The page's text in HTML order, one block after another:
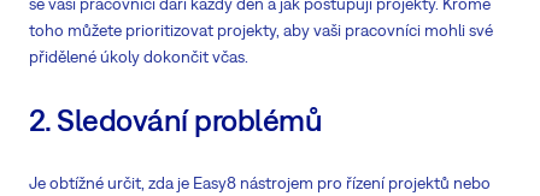
se vaši pracovníci daří každý den a jak postupují projekty. Kromě
toho můžete prioritizovat projekty, aby vaši pracovníci mohli své
přidělené úkoly dokončit včas.
2. Sledování problémů
Je obtížné určit, zda je Easy8 nástrojem pro řízení projektů nebo